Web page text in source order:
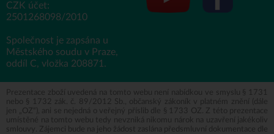
CZK účet:
2501268098/2010
Společnost je zapsána u
Městského soudu v Praze,
oddíl C, vložka 208871.
Prezentace zboží uvedená na tomto webu není nabídkou ve smyslu § 1731
nebo § 1732 zák. č. 89/2012 Sb., občanský zákoník v platném znění (dále
jen „OZ“), ani se nejedná o veřejný příslib dle § 1733 OZ. Z této prezentace
umístěné na tomto webu tedy nevzniká nikomu nárok na uzavření jakékoliv
smlouvy. Zájemci bude na jeho žádost zaslána předsmluvní dokumentace dle